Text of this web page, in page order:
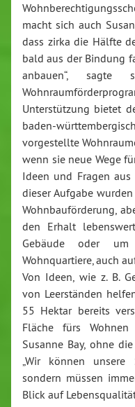
macht sich auch
dass zirka die Hälfte
bald aus der Bindung
anbauen“,
Unterstützung bietet
baden-
vorgestellte
wenn sie neue Wege
Ideen und Fragen
dieser Aufgabe
Wohnbauförderung,
den Erhalt
Gebäude oder
Wohnquartiere, auch
Von Ideen, wie z. B.
von Leerständen
55 Hektar bereits
Fläche fürs Wohnen
Susanne Bay, ohne
„Wir können
sondern müssen
Blick auf